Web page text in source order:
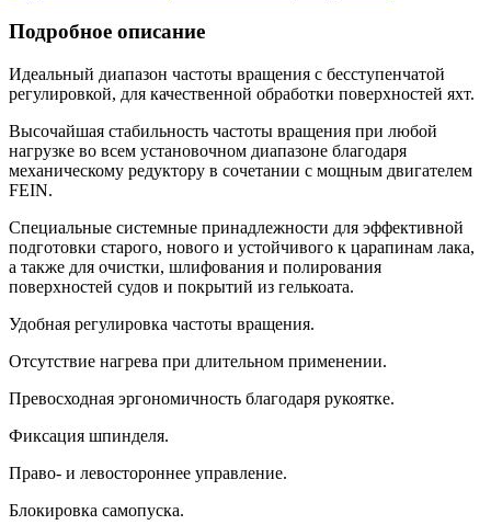
Подробное описание
Идеальный диапазон частоты вращения с бесступенчатой
регулировкой, для качественной обработки поверхностей яхт.
Высочайшая стабильность частоты вращения при любой
нагрузке во всем установочном диапазоне благодаря
механическому редуктору в сочетании с мощным двигателем
FEIN.
Специальные системные принадлежности для эффективной
подготовки старого, нового и устойчивого к царапинам лака,
а также для очистки, шлифования и полирования
поверхностей судов и покрытий из гелькоата.
Удобная регулировка частоты вращения.
Отсутствие нагрева при длительном применении.
Превосходная эргономичность благодаря рукоятке.
Фиксация шпинделя.
Право- и левостороннее управление.
Блокировка самопуска.